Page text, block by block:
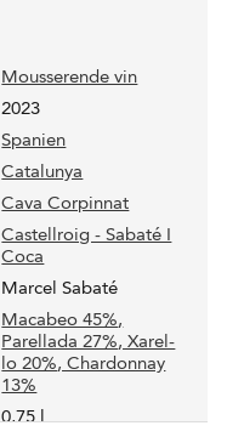
Mousserende vin
2023
Spanien
Catalunya
Cava Corpinnat
Castellroig - Sabaté I
Coca
Marcel Sabaté
Macabeo 45%,
Parellada 27%, Xarel-
lo 20%, Chardonnay
13%
0,75 l